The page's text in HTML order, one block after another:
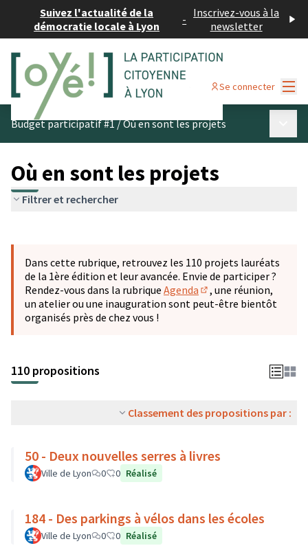
Suivez l'actualité de la
démocratie locale à Lyon
- Inscrivez-vous à la
newsletter
Se connecter
Budget participatif #1/Où en sont les projets
Où en sont les projets
Filtrer et rechercher
−
Dans cette rubrique, retrouvez les 110 projets lauréats
de la 1ère édition et leur avancée. Envie de participer ?
Rendez-vous dans la rubrique Agenda
(S'ouvre dans un
, une réunion,
un atelier ou une inauguration sont peut-être bientôt
organisés près de chez vous !
110 propositions
Classement des propositions par :
50 - Deux nouvelles serres à livres
Ville de Lyon 0 0 Réalisé
184 - Des parkings à vélos dans les écoles
Ville de Lyon 0 0 Réalisé